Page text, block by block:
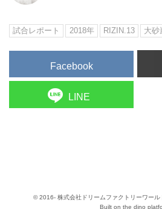
試合レポート 2018年 RIZIN.13 大砂
Facebook
LINE
© 2016- 株式会社ドリームファクトリーワール
Built on the dino